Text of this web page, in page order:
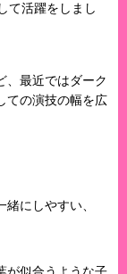
て活躍をしまし
、最近ではダーク
ての演技の幅を広
にしやすい、